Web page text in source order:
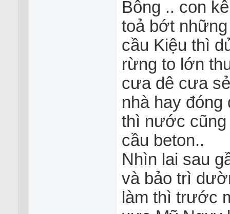
Bông .. con
toả bớt
cầu Kiệu thì
rừng to lớn
cưa dê cưa
nhà hay đóng
thì nước
cầu beton..
Nhìn lai sau
và bảo trì
làm thì trước